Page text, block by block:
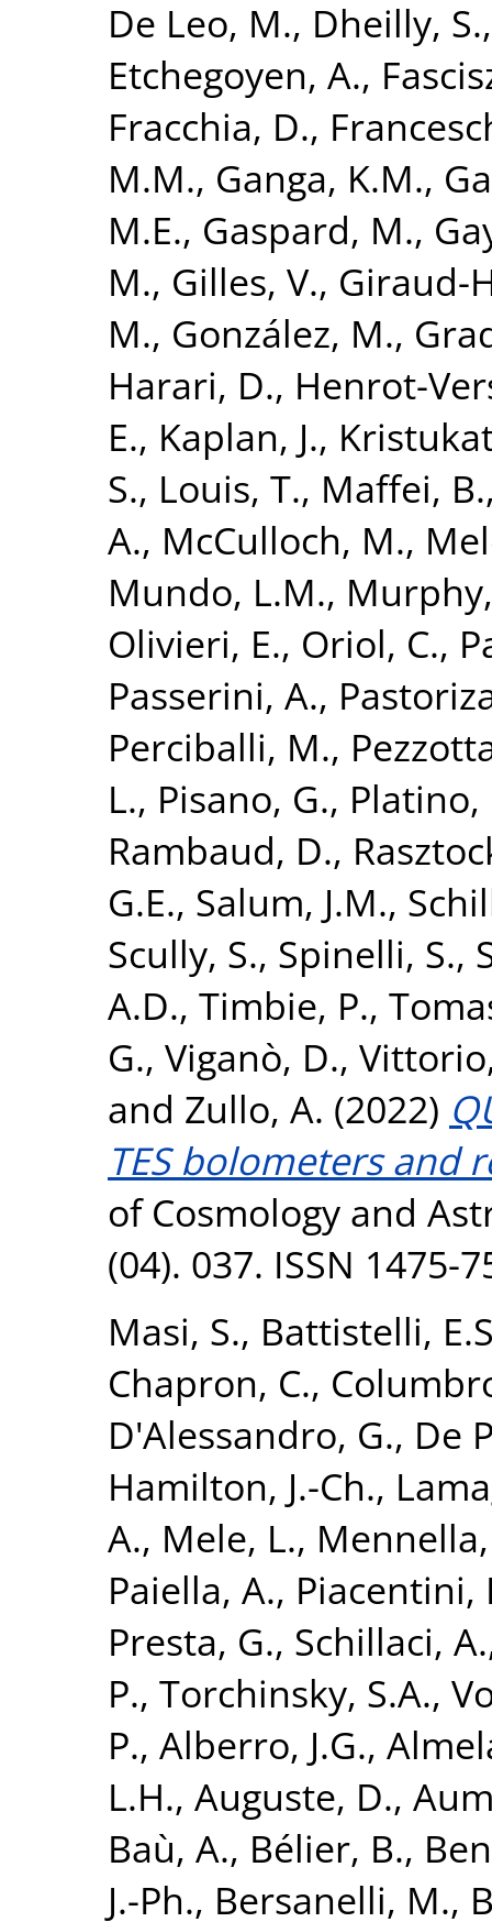
De Leo, M., Dheilly, S.
Etchegoyen, A.,
Fracchia, D.,
M.M., Ganga, K.M.,
M.E., Gaspard, M.,
M., Gilles, V., Giraud-
M., González, M.,
Harari, D., Henrot-
E., Kaplan, J.,
S., Louis, T., Maffei, B.
A., McCulloch, M.,
Mundo, L.M.,
Olivieri, E., Oriol, C.,
Passerini, A.,
Perciballi, M.,
L., Pisano, G., Platino,
Rambaud, D.,
G.E., Salum, J.M.,
Scully, S., Spinelli, S.,
A.D., Timbie, P.,
G., Viganò, D.,
and Zullo, A. (2022)
TES bolometers and
of Cosmology and
(04). 037. ISSN 1475-
Masi, S., Battistelli,
Chapron, C.,
D'Alessandro, G., De
Hamilton, J.-Ch.,
A., Mele, L.,
Paiella, A., Piacentini,
Presta, G., Schillaci, A.
P., Torchinsky, S.A.,
P., Alberro, J.G.,
L.H., Auguste, D.,
Baù, A., Bélier, B.,
J.-Ph., Bersanelli, M.,